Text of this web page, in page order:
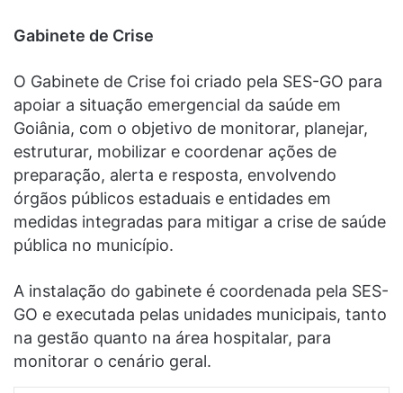
Gabinete de Crise
O Gabinete de Crise foi criado pela SES-GO para
apoiar a situação emergencial da saúde em
Goiânia, com o objetivo de monitorar, planejar,
estruturar, mobilizar e coordenar ações de
preparação, alerta e resposta, envolvendo
órgãos públicos estaduais e entidades em
medidas integradas para mitigar a crise de saúde
pública no município.
A instalação do gabinete é coordenada pela SES-
GO e executada pelas unidades municipais, tanto
na gestão quanto na área hospitalar, para
monitorar o cenário geral.